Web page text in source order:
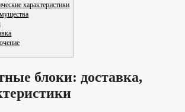
характеристики
блоки: доставка,